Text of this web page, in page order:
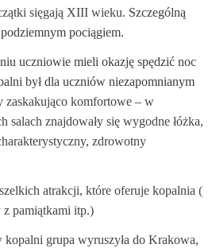
sięgają XIII wieku. Szczególną
pociągiem.
uczniowie mieli okazję spędzić noc
był dla uczniów niezapomnianym
zaskakująco komfortowe – w
salach znajdowały się wygodne łóżka,
zdrowotny
atrakcji, które oferuje kopalnia (
z pamiątkami itp.)
kopalni grupa wyruszyła do Krakowa,